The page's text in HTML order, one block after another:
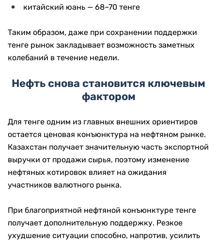
китайский юань — 68–70 тенге
Таким образом, даже при сохранении поддержки
тенге рынок закладывает возможность заметных
колебаний в течение недели.
Нефть снова становится ключевым
фактором
Для тенге одним из главных внешних ориентиров
остается ценовая конъюнктура на нефтяном рынке.
Казахстан получает значительную часть экспортной
выручки от продажи сырья, поэтому изменение
нефтяных котировок влияет на ожидания
участников валютного рынка.
При благоприятной нефтяной конъюнктуре тенге
получает дополнительную поддержку. Резкое
ухудшение ситуации способно, напротив, усилить